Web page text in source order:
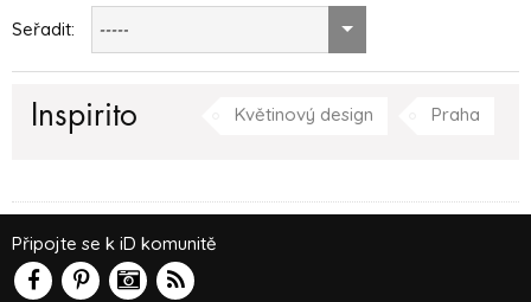
Seřadit: -----
Inspirito Květinový design Praha
Připojte se k iD komunitě